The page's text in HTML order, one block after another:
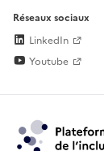
Réseaux sociaux
LinkedIn
Youtube